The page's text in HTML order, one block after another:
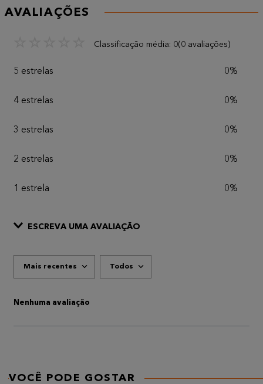
AVALIAÇÕES
Classificação média: 0(0 avaliações)
5 estrelas 0%
4 estrelas 0%
3 estrelas 0%
2 estrelas 0%
1 estrela 0%
ESCREVA UMA AVALIAÇÃO
Mais recentes Todos
Nenhuma avaliação
VOCÊ PODE GOSTAR